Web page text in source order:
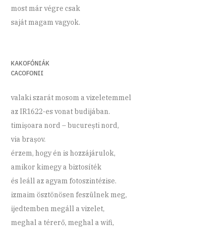
most már végre csak
saját magam vagyok.
KAKOFÓNIÁK
CACOFONII
valaki szarát mosom a vizeletemmel
az IR1622-es vonat budijában.
timișoara nord – bucurești nord,
via brașov.
érzem, hogy én is hozzájárulok,
amikor kimegy a biztosíték
és leáll az agyam fotoszintézise.
izmaim ösztönösen feszülnek meg,
ijedtemben megáll a vizelet,
meghal a térerő, meghal a wifi,